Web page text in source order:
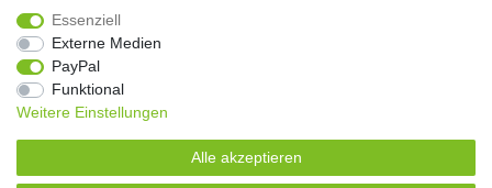
Essenziell
Externe Medien
PayPal
Funktional
Weitere Einstellungen
Alle akzeptieren
Copyright 2016 | Dekushop.de | Alle Rechte vorbehalten. |
Angebote gelten nur für Industrie, Handel, Handwerk und
Widerrufs­recht